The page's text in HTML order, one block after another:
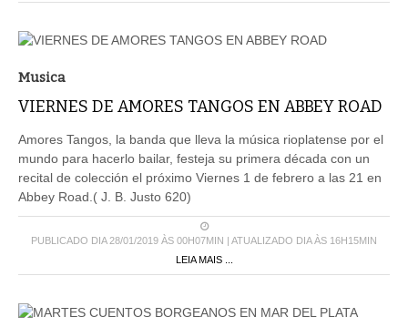
Musica
VIERNES DE AMORES TANGOS EN ABBEY ROAD
Amores Tangos, la banda que lleva la música rioplatense por el
mundo para hacerlo bailar, festeja su primera década con un
recital de colección el próximo Viernes 1 de febrero a las 21 en
Abbey Road.( J. B. Justo 620)
PUBLICADO DIA 28/01/2019 ÀS 00H07MIN | ATUALIZADO DIA ÀS 16H15MIN
LEIA MAIS ...